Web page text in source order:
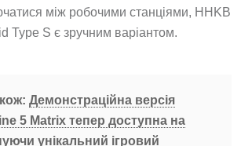
між робочими станціями, HHKB
Type S є зручним варіантом.
Демонстраційна версія
5 Matrix тепер доступна на
унікальний ігровий